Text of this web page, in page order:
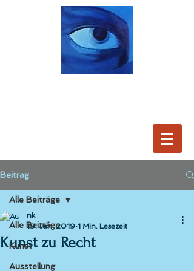
Beitrag
Alle Beiträge
Kunst
Ausstellung
Alle Beiträge
Kunst zu Recht
nk
19. Jan. 2019 1 Min. Lesezeit